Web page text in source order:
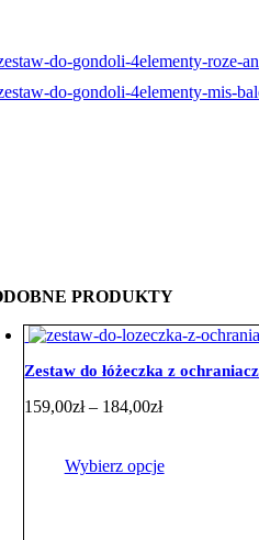
PRODUKTY
Zestaw do łóżeczka z
159,00zł – 184,00złZakres
159,00zł
Wybierz opcje